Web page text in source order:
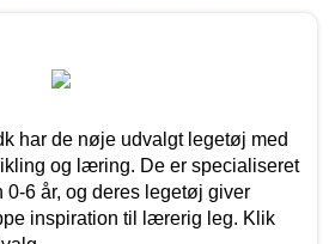
har de nøje udvalgt legetøj med
og læring. De er specialiseret
0-6 år, og deres legetøj giver
inspiration til lærerig leg. Klik